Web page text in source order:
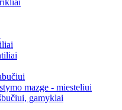
mazge - miesteliui
gamyklai